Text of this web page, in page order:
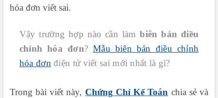
hóa đơn viết sai.
Vậy trường hợp nào cần làmbiên bản điều
chỉnh hóa đơn? Mẫu biên bản điều chỉnh
hóa đơn điện tử viết sai mới nhất là gì?
Trong bài viết này, Chứng Chỉ Kế Toán chia sẻ và